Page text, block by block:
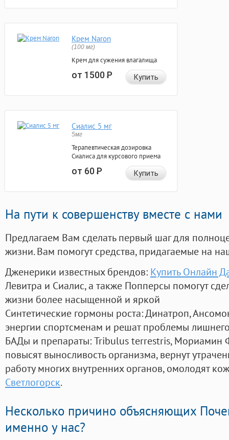
Крем Naron
(100 мг)
Крем для сужения влагалища
от 1500Р Купить
Сиалис 5 мг
5мг
Терапевтическая дозировка
Сиалиса для курсового приема
от 60Р Купить
На пути к совершенству вместе с нами
Предлагаем Вам сделать первый шаг для
жизни. Вам помогут средства, придагаемые на
Дженерики известных брендов: Купить Онлайн
Левитра и Сиалис, а также Попперсы помогут
жизни более насыщенной и яркой
Синтетические гормоны роста: Динатроп,
энергии спортсменам и решат проблемы
БАДы и препараты:Tribulus terrestris, Мориамин
повысят выносливость организма, вернут
работу многих внутренних органов, омолодят
Светлогорск.
Несколько причино объясняющих
именно у нас?